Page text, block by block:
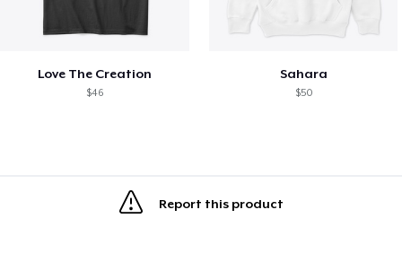
Love The Creation
$46
Sahara
$50
Report this product